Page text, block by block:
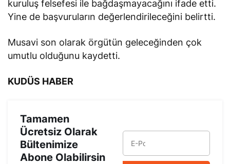
kuruluş felsefesi ile bağdaşmayacağını ifade etti.
Yine de başvuruların değerlendirileceğini belirtti.
Musavi son olarak örgütün geleceğinden çok
umutlu olduğunu kaydetti.
KUDÜS HABER
Tamamen
Ücretsiz Olarak
Bültenimize
Abone Olabilirsin